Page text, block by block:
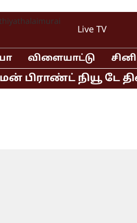
Live TV
விளையாட்டு
நியூ டே